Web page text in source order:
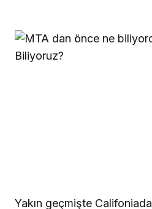
Biliyoruz?
Yakın geçmişte